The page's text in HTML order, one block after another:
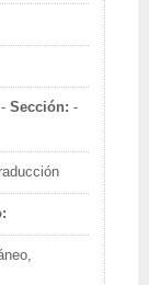
-Sección: -